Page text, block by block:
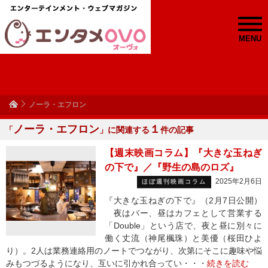
MENU
ノーラ・エフロン
「ノーラ・エフロン 」に関連する １ 件の記事
【週末映画コラム】『大きな玉ねぎ
の下で』／『野生の島のロズ』
ほぼ週刊映画コラム 2025年2月6日
『大きな玉ねぎの下で』（2月7日公開）
夜はバー、昼はカフェとして営業する
「Double」という店で、夜と昼に別々に
働く丈流（神尾楓珠）と美優（桜田ひよ
り）。2人は業務連絡用のノートでつながり、次第にそこに趣味や悩
みもつづるようになり、互いに引かれ合ってい・・・ 続きを読む